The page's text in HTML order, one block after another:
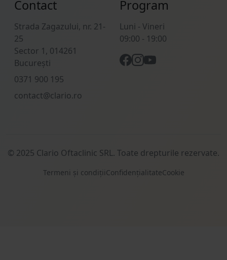
Contact
Strada Zagazului, nr. 21-
25
Sector 1, 014261
București
0371 900 195
contact@clario.ro
Program
Luni - Vineri
09:00 - 19:00
© 2025 Clario Oftaclinic SRL. Toate drepturile rezervate.
Termeni și condițiiConfidențialitateCookie